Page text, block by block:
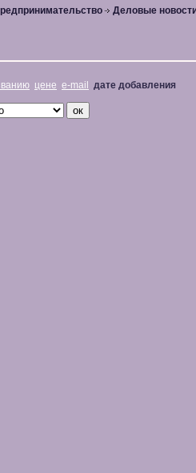
Деловые
цене e-mail дате добавления